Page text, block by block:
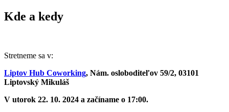
Kde a kedy
Stretneme sa v:
Liptov Hub Coworking, Nám. osloboditeľov 59/2, 03101
Liptovský Mikuláš
V utorok 22. 10. 2024 a začíname o 17:00.